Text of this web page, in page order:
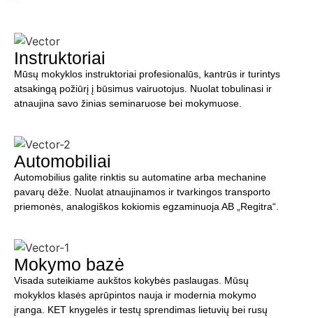
Instruktoriai
Mūsų mokyklos instruktoriai profesionalūs, kantrūs ir turintys
atsakingą požiūrį į būsimus vairuotojus. Nuolat tobulinasi ir
atnaujina savo žinias seminaruose bei mokymuose.
Automobiliai
Automobilius galite rinktis su automatine arba mechanine
pavarų dėže. Nuolat atnaujinamos ir tvarkingos transporto
priemonės, analogiškos kokiomis egzaminuoja AB
„Regitra“
Mokymo bazė
Visada suteikiame aukštos kokybės paslaugas. Mūsų
mokyklos klasės aprūpintos nauja ir modernia mokymo
įranga. KET knygelės ir testų sprendimas lietuvių bei rusų